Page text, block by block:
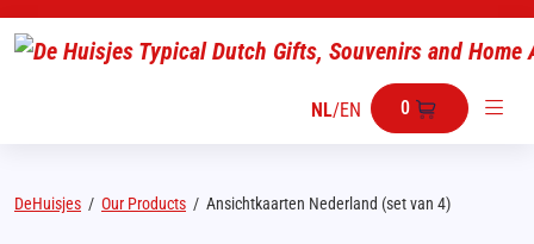
NL/EN 0
DeHuisjes / Our Products / Ansichtkaarten Nederland (set van 4)